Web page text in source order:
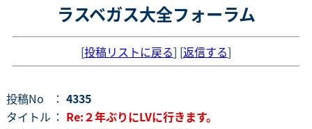
ラスベガス大全フォーラム
[投稿リストに戻る] [返信する]
投稿No ： 4335
タイトル ： Re:２年ぶりにLVに行きます。